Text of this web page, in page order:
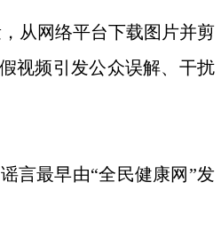
从网络平台下载图片并剪
视频引发公众误解、干扰
言最早由“全民健康网”发